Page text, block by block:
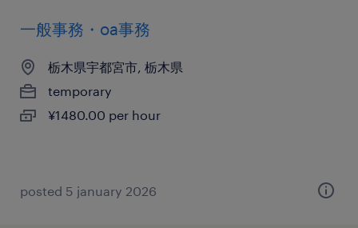
一般事務・oa事務
栃木県宇都宮市, 栃木県
temporary
¥1480.00 per hour
posted 5 january 2026